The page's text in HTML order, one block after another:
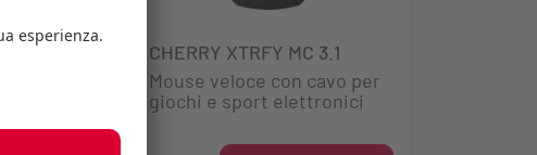
RGB
CHERRY XTRFY MC 3.1
Mouse veloce con cavo per
giochi e sport elettronici